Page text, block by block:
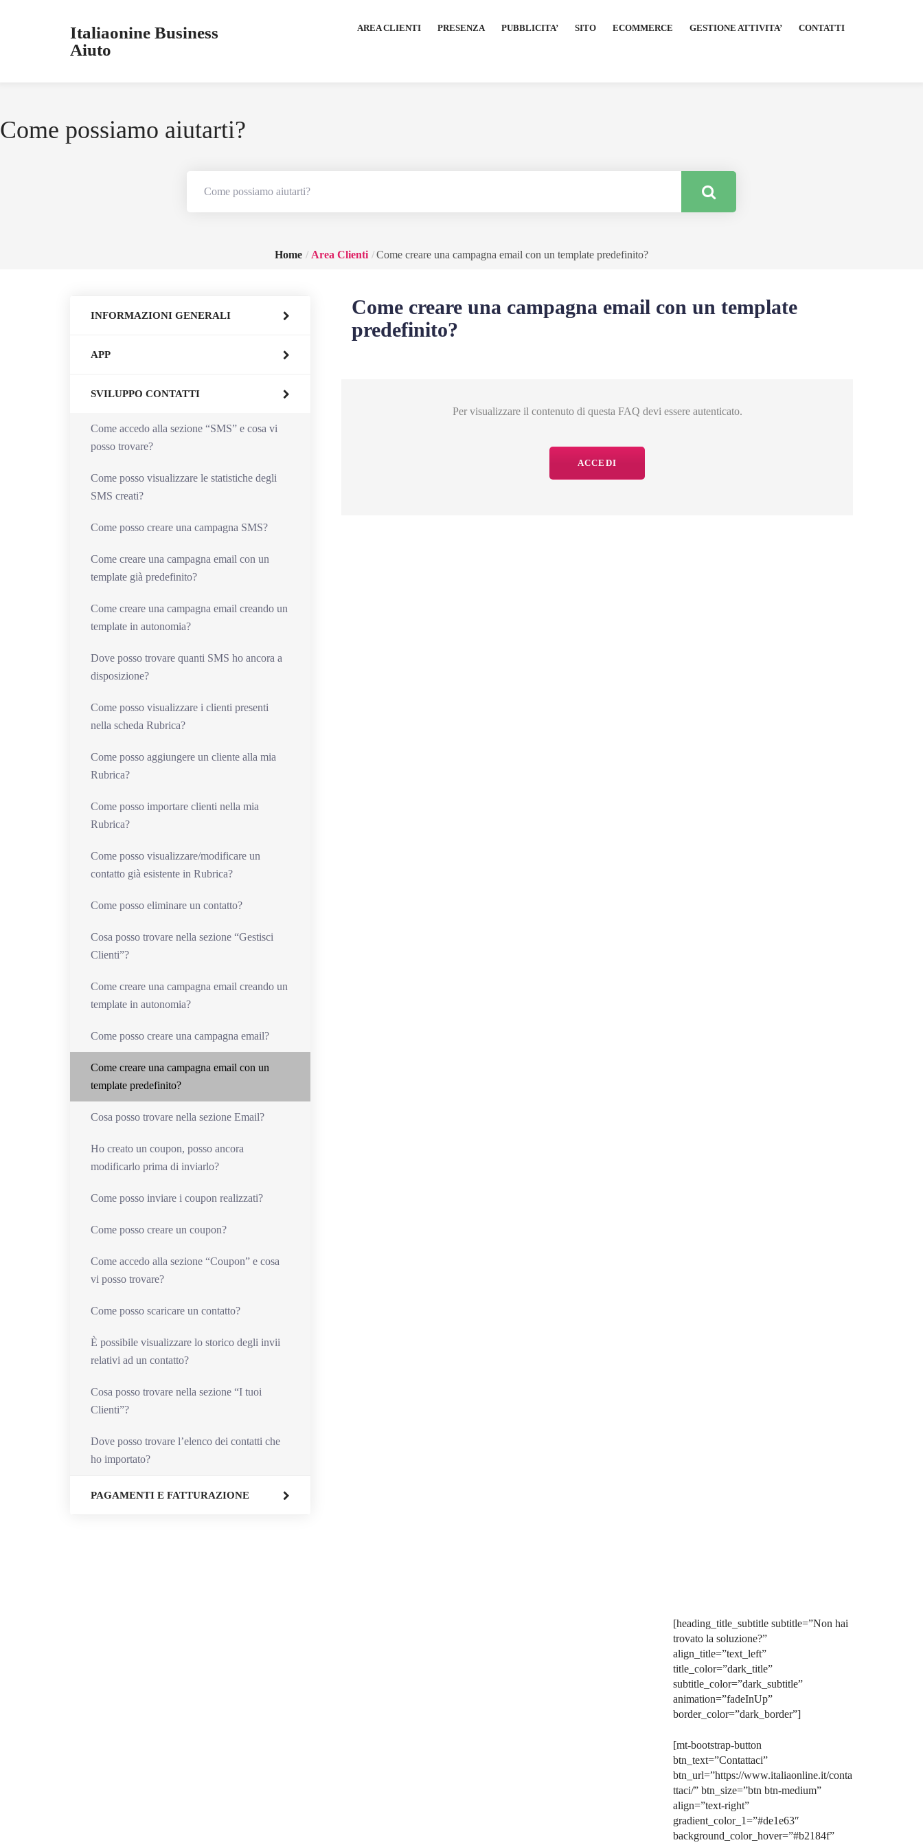
Italiaonine Business
Aiuto
AREA CLIENTI PRESENZA PUBBLICITA’ SITO ECOMMERCE GESTIONE ATTIVITA’ CONTATTI
Come possiamo aiutarti?
Home Area Clienti Come creare una campagna email con un template predefinito?
INFORMAZIONI GENERALI
APP
SVILUPPO CONTATTI
Come accedo alla sezione “SMS” e cosa vi
posso trovare?
Come posso visualizzare le statistiche degli
SMS creati?
Come posso creare una campagna SMS?
Come creare una campagna email con un
template già predefinito?
Come creare una campagna email creando un
template in autonomia?
Dove posso trovare quanti SMS ho ancora a
disposizione?
Come posso visualizzare i clienti presenti
nella scheda Rubrica?
Come posso aggiungere un cliente alla mia
Rubrica?
Come posso importare clienti nella mia
Rubrica?
Come posso visualizzare/modificare un
contatto già esistente in Rubrica?
Come posso eliminare un contatto?
Cosa posso trovare nella sezione “Gestisci
Clienti”?
Come creare una campagna email creando un
template in autonomia?
Come posso creare una campagna email?
Come creare una campagna email con un
template predefinito?
Cosa posso trovare nella sezione Email?
Ho creato un coupon, posso ancora
modificarlo prima di inviarlo?
Come posso inviare i coupon realizzati?
Come posso creare un coupon?
Come accedo alla sezione “Coupon” e cosa
vi posso trovare?
Come posso scaricare un contatto?
È possibile visualizzare lo storico degli invii
relativi ad un contatto?
Cosa posso trovare nella sezione “I tuoi
Clienti”?
Dove posso trovare l’elenco dei contatti che
ho importato?
PAGAMENTI E FATTURAZIONE
Come creare una campagna email con un template
predefinito?
Per visualizzare il contenuto di questa FAQ devi essere autenticato.
ACCEDI
[heading_title_subtitle subtitle=”Non hai
trovato la soluzione?”
align_title=”text_left”
title_color=”dark_title”
subtitle_color=”dark_subtitle”
animation=”fadeInUp”
border_color=”dark_border”]
[mt-bootstrap-button
btn_text=”Contattaci”
btn_url=”https://www.italiaonline.it/conta
ttaci/” btn_size=”btn btn-medium”
align=”text-right”
gradient_color_1=”#de1e63″
background_color_hover=”#b2184f”